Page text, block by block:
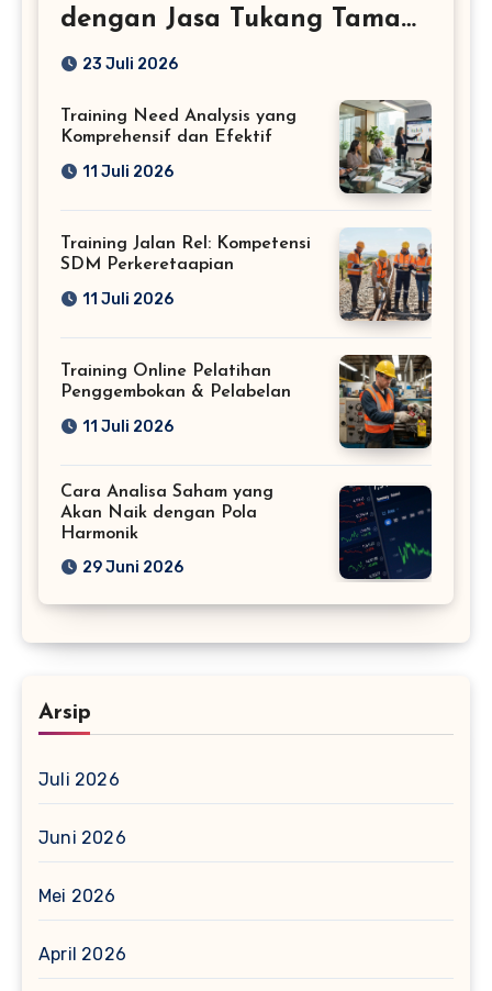
dengan Jasa Tukang Taman
Profesional
23 Juli 2026
Training Need Analysis yang
Komprehensif dan Efektif
11 Juli 2026
Training Jalan Rel: Kompetensi
SDM Perkeretaapian
11 Juli 2026
Training Online Pelatihan
Penggembokan & Pelabelan
11 Juli 2026
Cara Analisa Saham yang
Akan Naik dengan Pola
Harmonik
29 Juni 2026
Arsip
Juli 2026
Juni 2026
Mei 2026
April 2026